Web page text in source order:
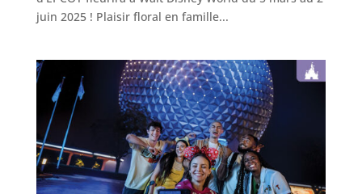
juin 2025 ! Plaisir floral en famille...